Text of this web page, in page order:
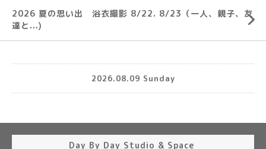
2026 夏の思い出 浴衣撮影 8/22. 8/23（一人、親子、友
達と...)
2026.08.09 Sunday
Day By Day Studio & Space